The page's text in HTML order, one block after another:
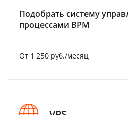
Подобрать систему
процессами BPM
От 1 250 руб./месяц